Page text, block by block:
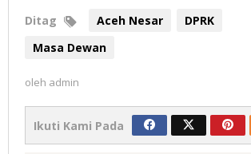
Ditag Aceh Nesar
DPRK
Masa Dewan
oleh admin
Ikuti Kami Pada